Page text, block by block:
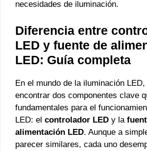
necesidades de iluminación.
Diferencia entre
LED y fuente de
LED: Guía completa
En el mundo de la iluminación
encontrar dos componentes clave
fundamentales para el
LED: el controlador LED y la
alimentación LED. Aunque a
parecer similares, cada uno